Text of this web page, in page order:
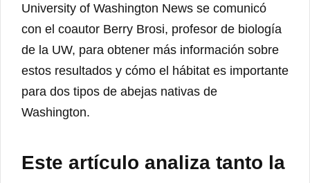
University of Washington News se comunicó
con el coautor Berry Brosi, profesor de biología
de la UW, para obtener más información sobre
estos resultados y cómo el hábitat es importante
para dos tipos de abejas nativas de
Washington.
Este artículo analiza tanto la